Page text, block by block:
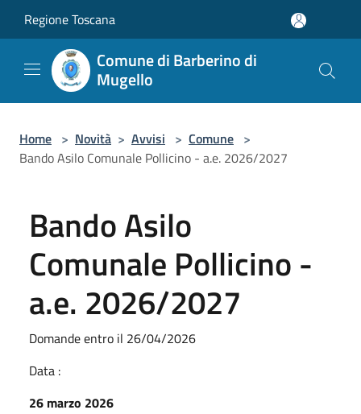
Regione Toscana
Comune di Barberino di
Mugello
Home > Novità > Avvisi > Comune >
Bando Asilo Comunale Pollicino - a.e. 2026/2027
Bando Asilo
Comunale Pollicino -
a.e. 2026/2027
Domande entro il 26/04/2026
Data :
26 marzo 2026